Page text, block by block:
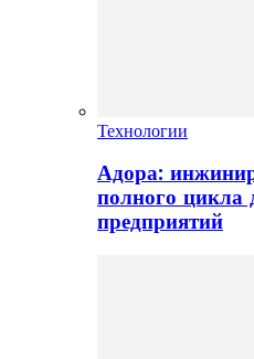
Технологии
Адора:
полного
предприятий